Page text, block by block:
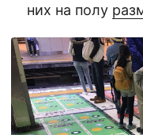
них на полу